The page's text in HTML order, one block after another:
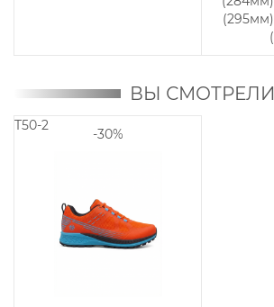
ВЫ СМОТРЕЛИ
T50-2
-30%